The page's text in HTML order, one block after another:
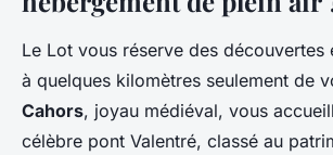
Le Lot vous réserve des découvertes
à quelques kilomètres seulement de
Cahors, joyau médiéval, vous
célèbre pont Valentré, classé au